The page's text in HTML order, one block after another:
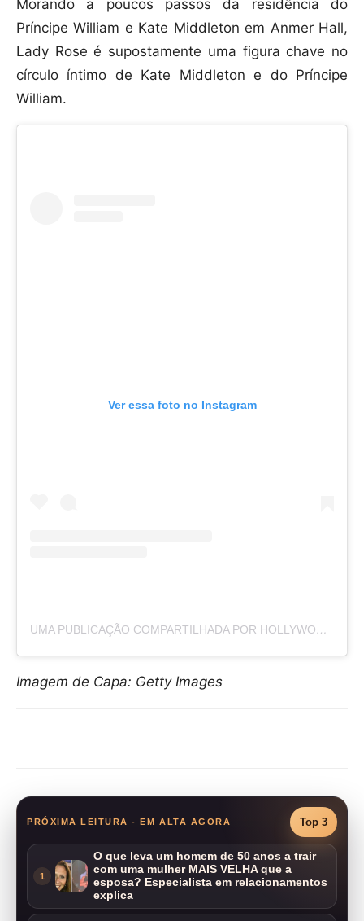
Morando a poucos passos da residência do
Príncipe William e Kate Middleton em Anmer Hall,
Lady Rose é supostamente uma figura chave no
círculo íntimo de Kate Middleton e do Príncipe
William.
Ver essa foto no Instagram
UMA PUBLICAÇÃO COMPARTILHADA POR HOLLYWOOD LIFE (@HOLLYWOODLIFE)
Imagem de Capa: Getty Images
PRÓXIMA LEITURA - EM ALTA AGORA Top 3
1
O que leva um homem de 50 anos a trair
com uma mulher MAIS VELHA que a
esposa? Especialista em relacionamentos
explica